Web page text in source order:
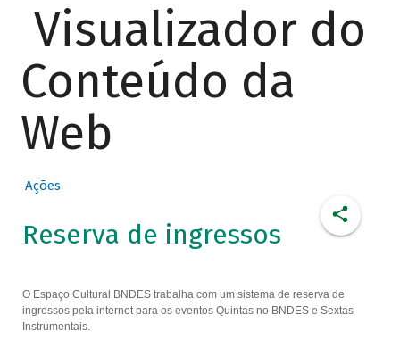
Visualizador do
Conteúdo da
Web
Ações
Reserva de ingressos
O Espaço Cultural BNDES trabalha com um sistema de reserva de
ingressos pela internet para os eventos Quintas no BNDES e Sextas
Instrumentais.